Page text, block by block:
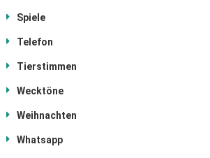
Spiele
Telefon
Tierstimmen
Wecktöne
Weihnachten
Whatsapp